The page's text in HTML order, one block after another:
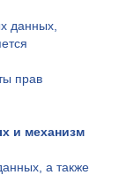
данных,
прав
и механизм
а также